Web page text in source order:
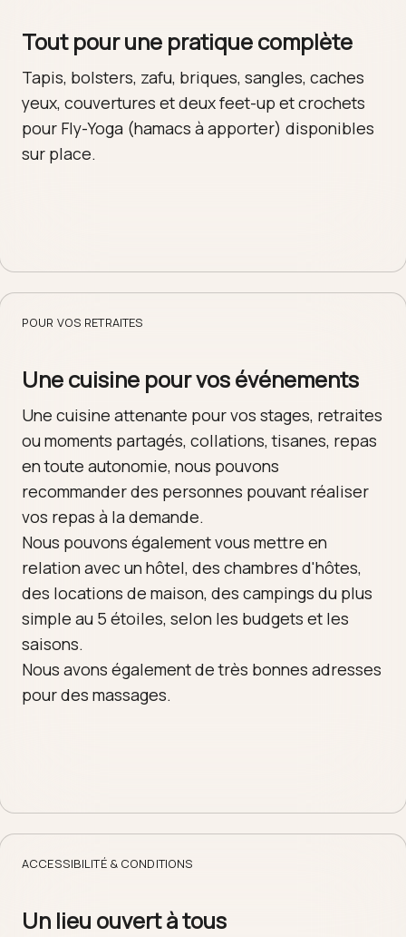
Tout pour une pratique complète
Tapis, bolsters, zafu, briques, sangles, caches
yeux, couvertures et deux feet-up et crochets
pour Fly-Yoga (hamacs à apporter) disponibles
sur place.
POUR VOS RETRAITES
Une cuisine pour vos événements
Une cuisine attenante pour vos stages, retraites
ou moments partagés, collations, tisanes, repas
en toute autonomie, nous pouvons
recommander des personnes pouvant réaliser
vos repas à la demande.
Nous pouvons également vous mettre en
relation avec un hôtel, des chambres d'hôtes,
des locations de maison, des campings du plus
simple au 5 étoiles, selon les budgets et les
saisons.
Nous avons également de très bonnes adresses
pour des massages.
ACCESSIBILITÉ & CONDITIONS
Un lieu ouvert à tous